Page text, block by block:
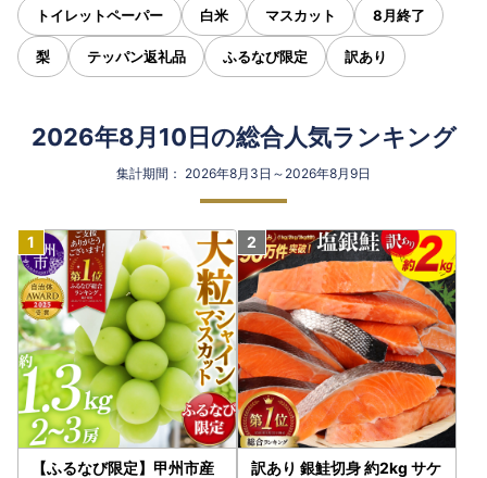
トイレットペーパー 白米 マスカット 8月終了
梨 テッパン返礼品 ふるなび限定 訳あり
2026年8月10日の総合人気ランキング
集計期間： 2026年8月3日～2026年8月9日
【ふるなび限定】甲州市産
訳あり 銀鮭切身 約2kg サケ